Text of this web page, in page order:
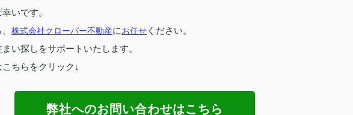
いです。
株式会社クローバー不動産にお任せ ください。
い探しをサポートいたします。
ちらをクリック↓
弊社へのお問い合わせはこちら